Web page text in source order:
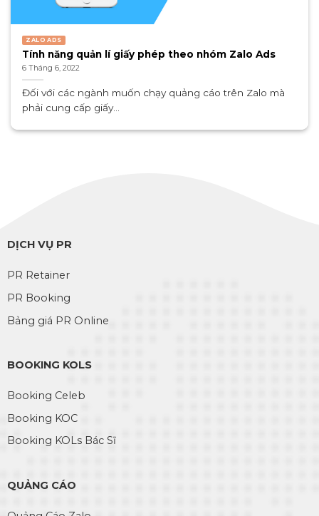
ZALO ADS
Tính năng quản lí giấy phép theo nhóm Zalo Ads
6 Tháng 6, 2022
Đối với các ngành muốn chạy quảng cáo trên Zalo mà
phải cung cấp giấy...
DỊCH VỤ PR
PR Retainer
PR Booking
Bảng giá PR Online
BOOKING KOLS
Booking Celeb
Booking KOC
Booking KOLs Bác Sĩ
QUẢNG CÁO